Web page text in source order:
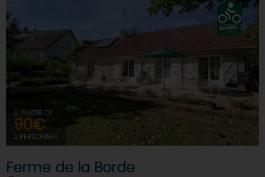
À PARTIR DE
90€
2 PERSONNES
Ferme de la Borde